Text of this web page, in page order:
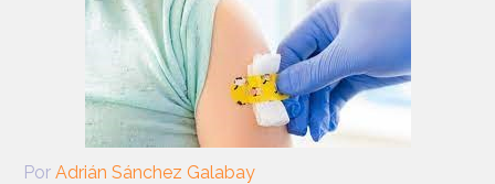
Por Adrián Sánchez Galabay